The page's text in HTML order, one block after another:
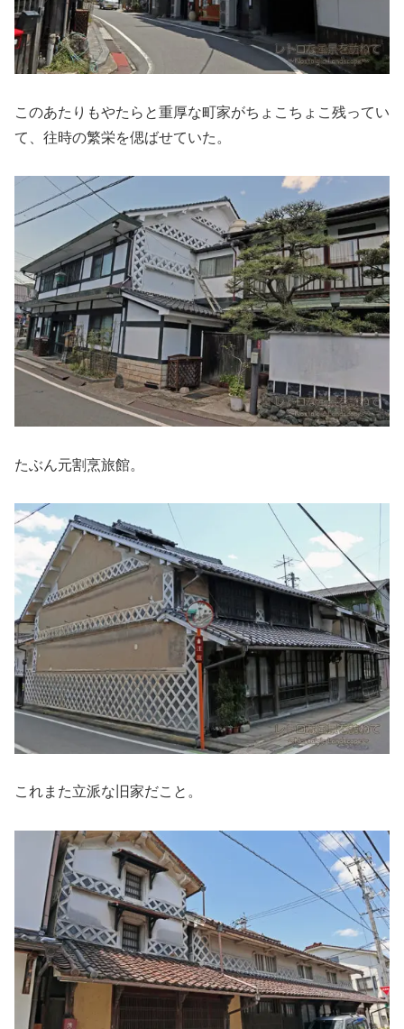
このあたりもやたらと重厚な町家がちょこちょこ残ってい
て、往時の繁栄を偲ばせていた。
たぶん元割烹旅館。
これまた立派な旧家だこと。